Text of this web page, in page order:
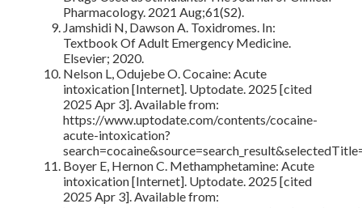
Pharmacology. 2021 Aug;61(S2).
Jamshidi N, Dawson A. Toxidromes. In:
Textbook Of Adult Emergency Medicine.
Elsevier; 2020.
Nelson L, Odujebe O. Cocaine: Acute
intoxication [Internet]. Uptodate. 2025 [cited
2025 Apr 3]. Available from:
https://www.uptodate.com/contents/cocaine-
acute-intoxication?
Boyer E, Hernon C. Methamphetamine: Acute
intoxication [Internet]. Uptodate. 2025 [cited
2025 Apr 3]. Available from: